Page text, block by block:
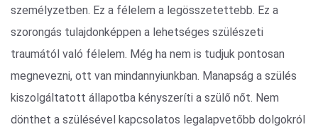
személyzetben. Ez a félelem a legösszetettebb. Ez a
szorongás tulajdonképpen a lehetséges szülészeti
traumától való félelem. Még ha nem is tudjuk pontosan
megnevezni, ott van mindannyiunkban. Manapság a szülés
kiszolgáltatott állapotba kényszeríti a szülő nőt. Nem
dönthet a szülésével kapcsolatos legalapvetőbb dolgokról